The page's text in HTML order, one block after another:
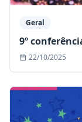
Geral
9º
22/10/2025